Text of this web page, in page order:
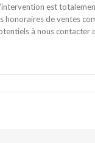
est
de ventes
à nous